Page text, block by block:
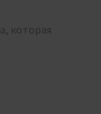
которая